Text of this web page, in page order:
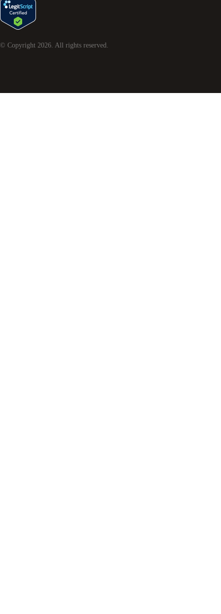
© Copyright 2026 . All rights reserved.